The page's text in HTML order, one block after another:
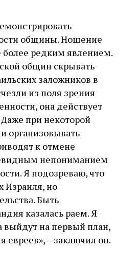
общины. Ношение
более редким явлением.
общин скрывать
заложников в
из поля зрения
она действует
при некоторой
организовывать
к отмене
непониманием
Я подозреваю, что
Израиля, но
Быть
казалась раем. Я
выйдут на первый план,
евреев», – заключил он.